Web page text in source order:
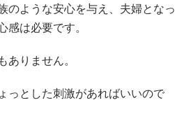
のような安心を与え、夫婦となっ
は必要です。
りません。
っとした刺激があればいいので